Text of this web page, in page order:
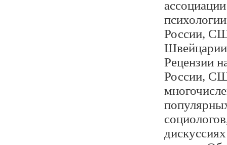
России,
Рецензии
России,